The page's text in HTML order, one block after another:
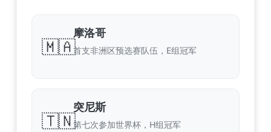
🇲🇦
摩洛哥
首支非洲区预选赛队伍，E组冠军
🇹🇳
突尼斯
第七次参加世界杯，H组冠军